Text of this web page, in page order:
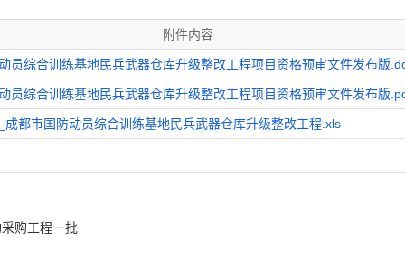
附件内容
员综合训练基地民兵武器仓库升级整改工程项目资格预审文件发布版
员综合训练基地民兵武器仓库升级整改工程项目资格预审文件发布版
成都市国防动员综合训练基地民兵武器仓库升级整改工程.xls
购工程一批